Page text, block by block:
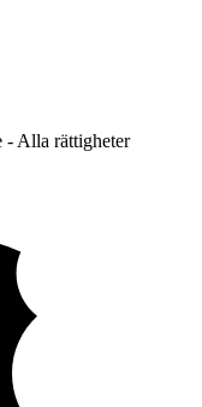
Alla rättigheter